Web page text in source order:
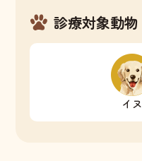
診療対象動物
イヌ